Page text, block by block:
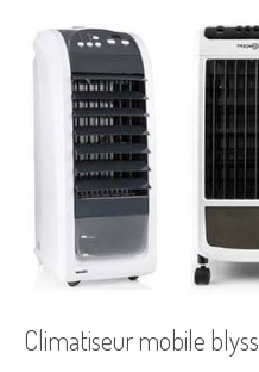
Climatiseur mobile blyss